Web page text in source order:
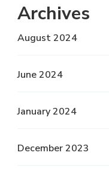
Archives
August 2024
June 2024
January 2024
December 2023